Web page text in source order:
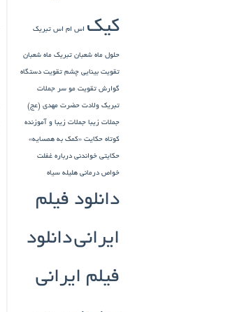
کیک اس ام اس تبریک
حلول ماه شعبان تبریک ماه شعبان
تقویت بینایی چشم تقویت دستگاه
گوارش تقویت مو سر جملات
تبریک ولادت حضرت مهدی (عج)
جملات زیبا جملات زیبا و آموزنده
کوتاه حکایت «کمک به همسایه»
حکایتی خواندنی درباره غفلت
خواص درمانی هلیله سیاه
دانلود فیلم
ایرانیدانلود
فیلم ایرانی